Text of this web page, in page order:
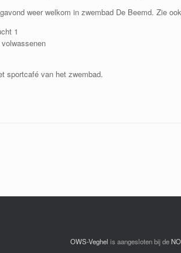
weer welkom in zwembad De Beemd. Zie
1
sportcafé van het zwembad.
OWS-Veghel is aangesloten bij de